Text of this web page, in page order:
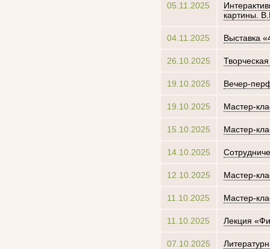
05.11.2025
картины.
04.11.2025 Выставка
26.10.2025
19.10.2025 Вечер-
19.10.2025 Мастер-
15.10.2025 Мастер-
14.10.2025
12.10.2025 Мастер-
11.10.2025 Мастер-
11.10.2025 Лекция
07.10.2025